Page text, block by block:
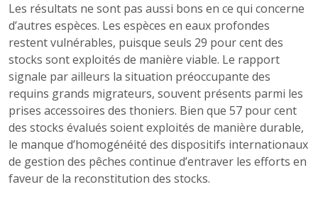
Les résultats ne sont pas aussi bons en ce qui concerne
d’autres espèces. Les espèces en eaux profondes
restent vulnérables, puisque seuls 29 pour cent des
stocks sont exploités de manière viable. Le rapport
signale par ailleurs la situation préoccupante des
requins grands migrateurs, souvent présents parmi les
prises accessoires des thoniers. Bien que 57 pour cent
des stocks évalués soient exploités de manière durable,
le manque d’homogénéité des dispositifs internationaux
de gestion des pêches continue d’entraver les efforts en
faveur de la reconstitution des stocks.